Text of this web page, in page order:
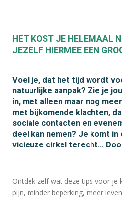
HET KOST JE HELEMAAL
JEZELF HIERMEE EEN
Voel je, dat het tijd wordt
natuurlijke aanpak? Zie je
in, met alleen maar nog
met bijkomende klachten,
sociale contacten en
deel kan nemen? Je komt in
vicieuze cirkel terecht...
Ontdek zelf wat deze tips voor je
pijn, minder beperking, meer